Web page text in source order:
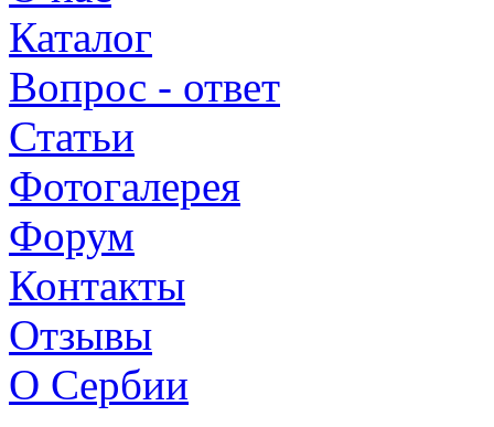
Каталог
Вопрос - ответ
Статьи
Фотогалерея
Форум
Контакты
Отзывы
О Сербии